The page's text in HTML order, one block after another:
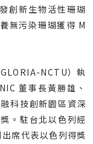
創新生物活性珊瑚
無污染珊瑚獲得 M
NCTU）執
董事長黃勝雄、
科技創新園區資深
。駐台北以色列經
席代表以色列得獎